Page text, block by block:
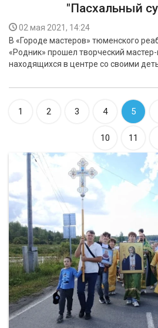
"Пасхальный
02 мая 2021, 14:24
В «Городе мастеров» тюменского
«Родник» прошел творческий
находящихся в центре со своими
1 2 3 4 5
10 11